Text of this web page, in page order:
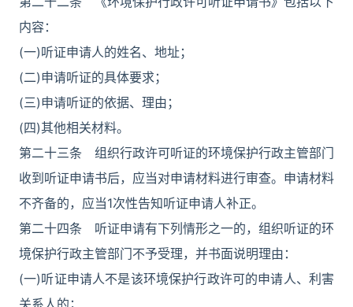
内容：
(一)听证申请人的姓名、地址；
(二)申请听证的具体要求；
(三)申请听证的依据、理由；
(四)其他相关材料。
第二十三条 组织行政许可听证的环境保护行政主管部门
收到听证申请书后，应当对申请材料进行审查。申请材料
不齐备的，应当1次性告知听证申请人补正。
第二十四条 听证申请有下列情形之一的，组织听证的环
境保护行政主管部门不予受理，并书面说明理由：
(一)听证申请人不是该环境保护行政许可的申请人、利害
关系人的；